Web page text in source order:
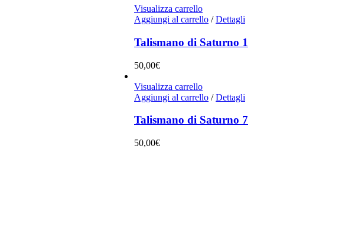
Visualizza carrello
Aggiungi al carrello / Dettagli
Talismano di Saturno 1
50,00€
Visualizza carrello
Aggiungi al carrello / Dettagli
Talismano di Saturno 7
50,00€